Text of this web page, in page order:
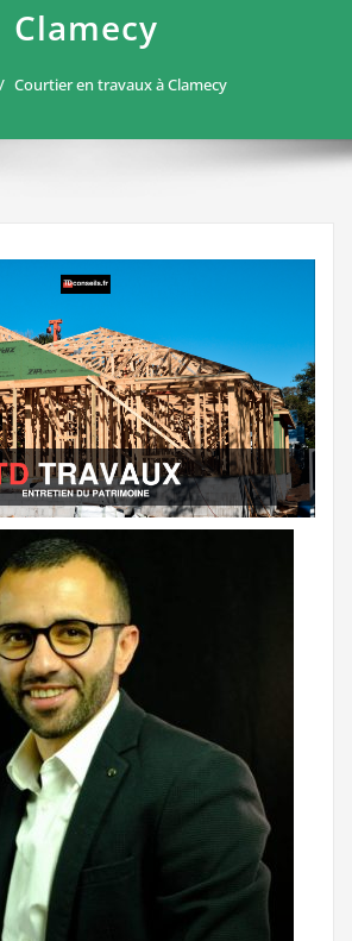
Clamecy
Courtier en travaux à Clamecy